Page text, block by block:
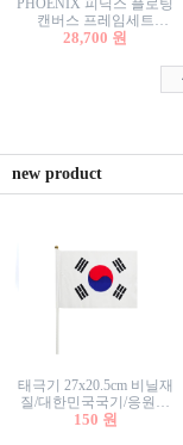
PHOENIX 피닉스 플로팅
캔버스 프레임세트
50x50cm/액자캔버스/인테
28,700 원
new product
태극기 27x20.5cm 비닐재
질/대한민국국기/응원깃
발/행사깃발
150 원